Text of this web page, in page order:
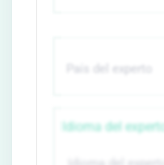
Idioma del